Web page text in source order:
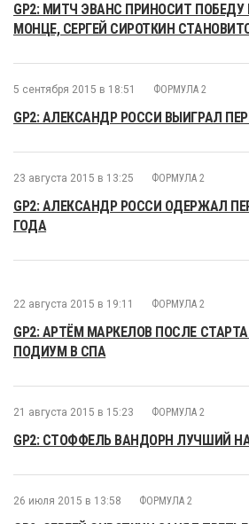
GP2: МИТЧ ЭВАНС ПРИНОСИТ ПОБЕДУ
МОНЦЕ, СЕРГЕЙ СИРОТКИН
5 сентября 2015 в 18:51 ФОРМУЛА 2
GP2: АЛЕКСАНДР РОССИ ВЫИГРАЛ
23 августа 2015 в 13:25 ФОРМУЛА 2
GP2: АЛЕКСАНДР РОССИ ОДЕРЖАЛ
ГОДА
22 августа 2015 в 19:11 ФОРМУЛА 2
GP2: АРТЁМ МАРКЕЛОВ ПОСЛЕ
ПОДИУМ В СПА
21 августа 2015 в 15:23 ФОРМУЛА 2
GP2: СТОФФЕЛЬ ВАНДОРН ЛУЧШИЙ
26 июля 2015 в 13:58 ФОРМУЛА 2